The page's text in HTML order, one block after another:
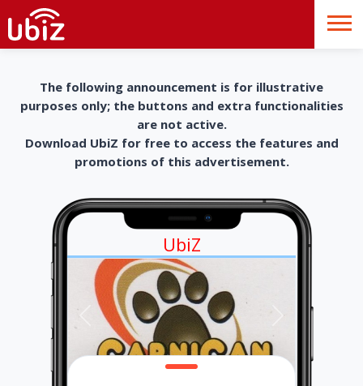
The following announcement is for illustrative
purposes only; the buttons and extra functionalities
are not active.
Download UbiZ for free to access the features and
promotions of this advertisement.
UbiZ